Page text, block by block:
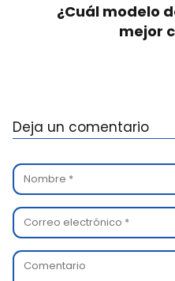
¿Cuál modelo
mejor
Deja un comentario